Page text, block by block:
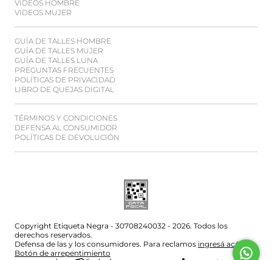
VIDEOS HOMBRE
VIDEOS MUJER
GUÍA DE TALLES HOMBRE
GUÍA DE TALLES MUJER
GUÍA DE TALLES LUNA
PREGUNTAS FRECUENTES
POLÍTICAS DE PRIVACIDAD
LIBRO DE QUEJAS DIGITAL
TÉRMINOS Y CONDICIONES
DEFENSA AL CONSUMIDOR
POLÍTICAS DE DEVOLUCIÓN
Copyright Etiqueta Negra - 30708240032 - 2026. Todos los
derechos reservados.
Defensa de las y los consumidores. Para reclamos ingresá acá.
Botón de arrepentimiento